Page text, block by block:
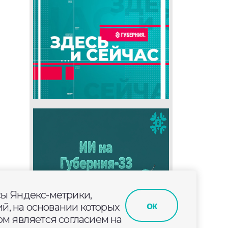
Яндекс-метрики,
на основании которых
является согласием на
ок